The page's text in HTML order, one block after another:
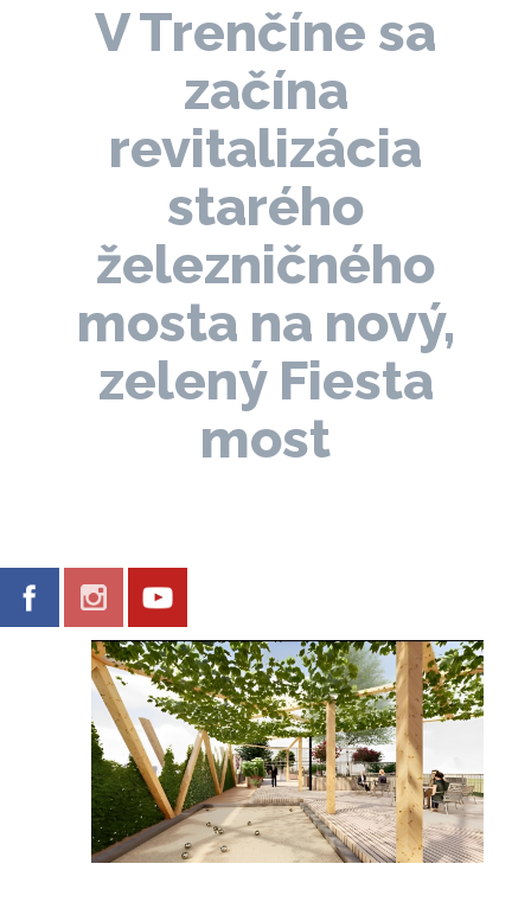
V Trenčíne sa
začína
revitalizácia
starého
železničného
mosta na nový,
zelený Fiesta
most